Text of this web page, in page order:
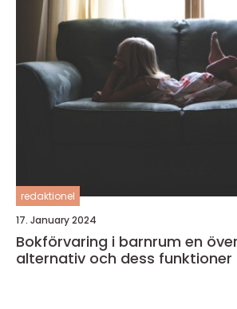
redaktionel
17. January 2024
Bokförvaring i barnrum en översikt av olika
alternativ och dess funktioner